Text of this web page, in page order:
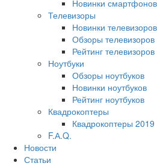
Новинки смартфонов
Телевизоры
Новинки телевизоров
Обзоры телевизоров
Рейтинг телевизоров
Ноутбуки
Обзоры ноутбуков
Новинки ноутбуков
Рейтинг ноутбуков
Квадрокоптеры
Квадрокоптеры 2019
F.А.Q.
Новости
Статьи